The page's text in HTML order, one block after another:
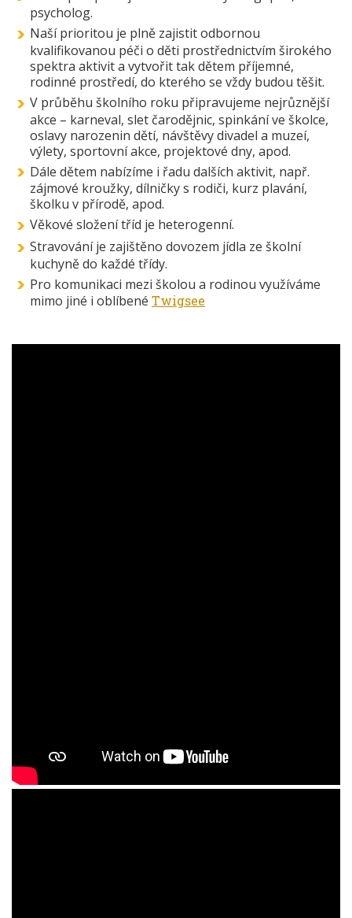
psycholog.
Naší prioritou je plně zajistit odbornou
kvalifikovanou péči o děti prostřednictvím širokého
spektra aktivit a vytvořit tak dětem příjemné,
rodinné prostředí, do kterého se vždy budou těšit.
V průběhu školního roku připravujeme nejrůznější
akce – karneval, slet čarodějnic, spinkání ve školce,
oslavy narozenin dětí, návštěvy divadel a muzeí,
výlety, sportovní akce, projektové dny, apod.
Dále dětem nabízíme i řadu dalších aktivit, např.
zájmové kroužky, dílničky s rodiči, kurz plavání,
školku v přírodě, apod.
Věkové složení tříd je heterogenní.
Stravování je zajištěno dovozem jídla ze školní
kuchyně do každé třídy.
Pro komunikaci mezi školou a rodinou využíváme
mimo jiné i oblíbené Twigsee